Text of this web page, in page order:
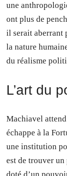
une
ont plus de
il serait aberrant
la nature
du réalisme
L’art du
Machiavel
échappe à la
une institution
est de trouver